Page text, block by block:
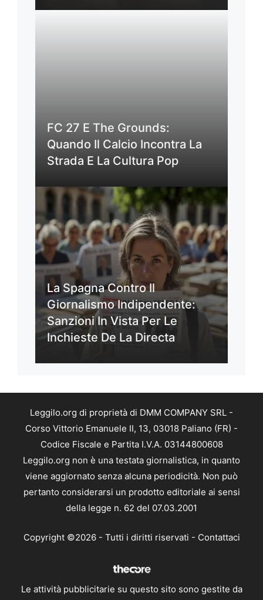
FC 27 E The Grounds:
Quando Il Calcio Incontra La
Strada E La Cultura Pop
La Spagna Contro Il
Giornalismo Indipendente:
Sanzioni In Vista Per Le
Inchieste De La Directa
Leggilo.org di proprietà di DMM COMPANY SRL -
Corso Vittorio Emanuele II, 13, 03018 Paliano (FR) -
Codice Fiscale e Partita I.V.A. 03144800608
Leggilo.org non è una testata giornalistica, in quanto
viene aggiornato senza alcuna periodicità. Non può
pertanto considerarsi un prodotto editoriale ai sensi
della legge n. 62 del 07.03.2001
Copyright ©2026 - Tutti i diritti riservati - Contattaci
Le attività pubblicitarie su questo sito sono gestite da